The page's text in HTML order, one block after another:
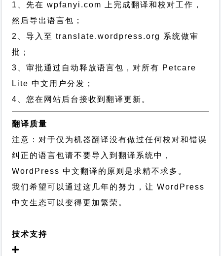
1、先在 wpfanyi.com 上完成翻译和校对工作，
然后导出语言包；
2、导入至 translate.wordpress.org 系统做审
批；
3、审批通过自动释放语言包，对所有 Petcare
Lite 中文用户分发；
4、您在网站后台接收到翻译更新。
翻译质量
注意：对于仅为机器翻译没有做过任何校对和错误
纠正的语言包请不要导入到翻译系统中，
WordPress 中文翻译的原则 是求精不求多。
我们希望可以通过这几年的努力，让 WordPress
中文生态可以变得更加繁荣。
技术支持